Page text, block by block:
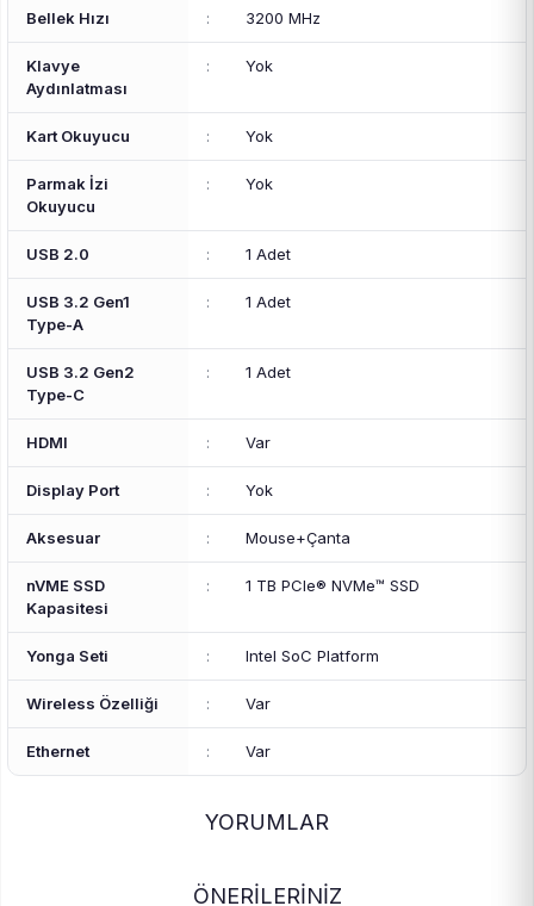
Bellek Hızı : 3200 MHz
Klavye
Aydınlatması
: Yok
Kart Okuyucu : Yok
Parmak İzi
Okuyucu
: Yok
USB 2.0 : 1 Adet
USB 3.2 Gen1
Type-A
: 1 Adet
USB 3.2 Gen2
Type-C
: 1 Adet
HDMI : Var
Display Port : Yok
Aksesuar : Mouse+Çanta
nVME SSD
Kapasitesi
: 1 TB PCIe® NVMe™ SSD
Yonga Seti : Intel SoC Platform
Wireless Özelliği : Var
Ethernet : Var
YORUMLAR
ÖNERİLERİNİZ